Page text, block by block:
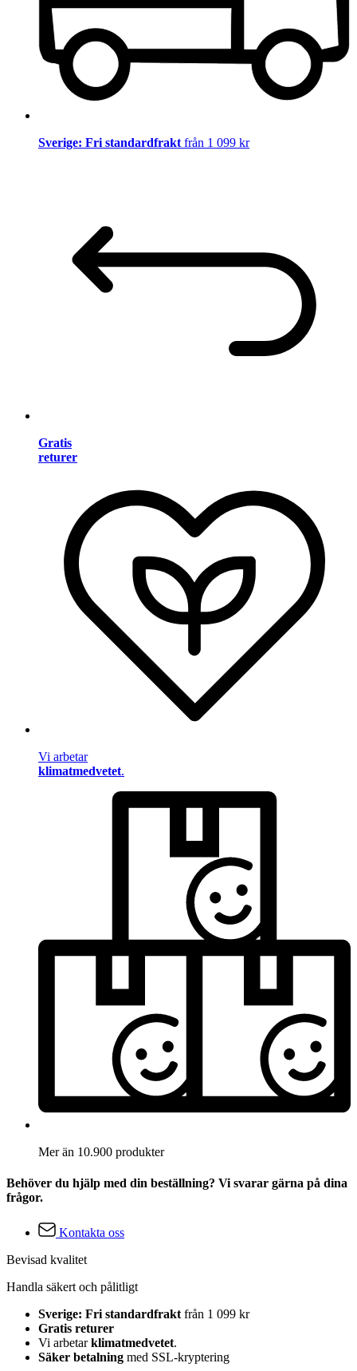
Sverige: Fri standardfrakt från 1 099 kr
Gratis
returer
Vi arbetar
klimatmedvetet.
Mer än 10.900 produkter
Behöver du hjälp med din beställning? Vi svarar gärna på dina
frågor.
Kontakta oss
Bevisad kvalitet
Handla säkert och pålitligt
Sverige: Fri standardfrakt från 1 099 kr
Gratis returer
Vi arbetarklimatmedvetet.
Säker betalning med SSL-kryptering